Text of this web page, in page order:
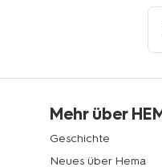
Ihre
Mehr über
Geschichte
Neues über Hema